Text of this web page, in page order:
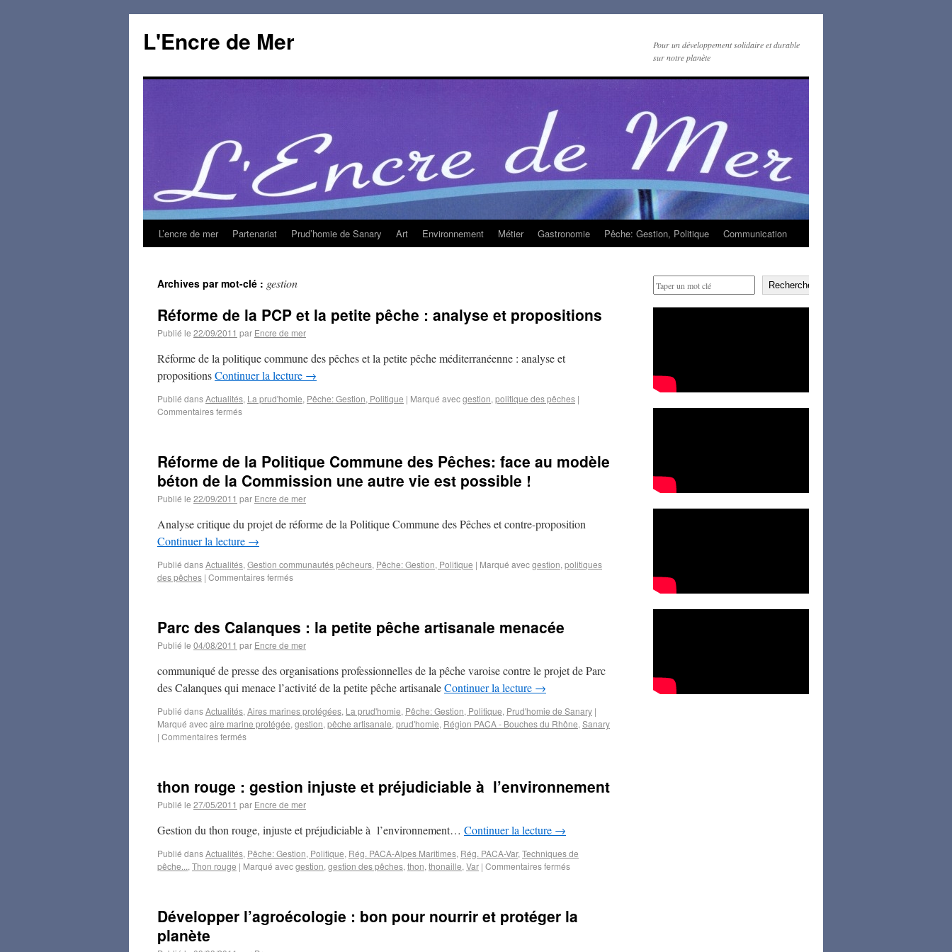
L'Encre de Mer
Pour un développement solidaire et durable
sur notre planète
L’encre de mer Partenariat Prud’homie de Sanary Art Environnement Métier Gastronomie Pêche: Gestion, Politique Communication
Archives par mot-clé : gestion
Réforme de la PCP et la petite pêche : analyse et propositions
Publié le 22/09/2011 par Encre de mer
Réforme de la politique commune des pêches et la petite pêche méditerranéenne : analyse et
propositionsContinuer la lecture →
Publié dansActualités, La prud'homie, Pêche: Gestion, Politique | Marqué avecgestion, politique des pêches |
Commentaires fermés
Réforme de la Politique Commune des Pêches: face au modèle
béton de la Commission une autre vie est possible !
Publié le 22/09/2011 par Encre de mer
Analyse critique du projet de réforme de la Politique Commune des Pêches et contre-proposition
Continuer la lecture →
Publié dansActualités, Gestion communautés pêcheurs, Pêche: Gestion, Politique | Marqué avecgestion, politiques
des pêches | Commentaires fermés
Parc des Calanques : la petite pêche artisanale menacée
Publié le 04/08/2011 par Encre de mer
communiqué de presse des organisations professionnelles de la pêche varoise contre le projet de Parc
des Calanques qui menace l’activité de la petite pêche artisanaleContinuer la lecture →
Publié dansActualités, Aires marines protégées, La prud'homie, Pêche: Gestion, Politique, Prud'homie de Sanary |
Marqué avecaire marine protégée, gestion, pêche artisanale, prud'homie, Région PACA - Bouches du Rhône, Sanary
| Commentaires fermés
thon rouge : gestion injuste et préjudiciable à l’environnement
Publié le 27/05/2011 par Encre de mer
Gestion du thon rouge, injuste et préjudiciable à l’environnement… Continuer la lecture →
Publié dansActualités, Pêche: Gestion, Politique, Rég. PACA-Alpes Maritimes, Rég. PACA-Var, Techniques de
pêche..., Thon rouge | Marqué avecgestion, gestion des pêches, thon, thonaille, Var | Commentaires fermés
Développer l’agroécologie : bon pour nourrir et protéger la
planète
Rechercher